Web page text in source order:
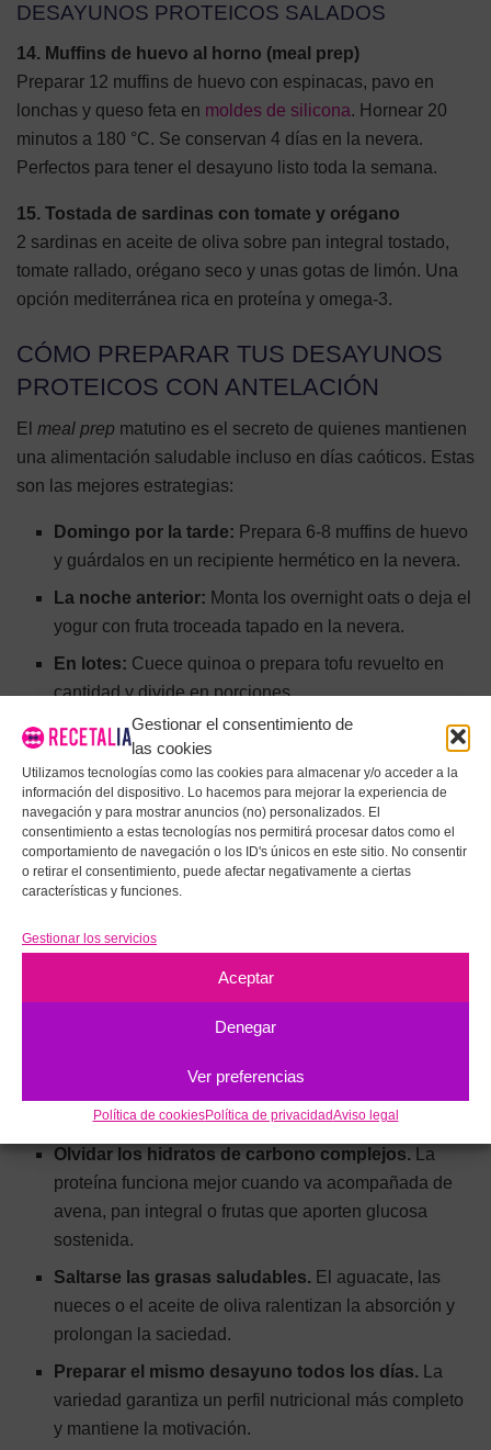
Gestionar el consentimiento de
las cookies
Utilizamos tecnologías como las cookies para almacenar y/o acceder a la
información del dispositivo. Lo hacemos para mejorar la experiencia de
navegación y para mostrar anuncios (no) personalizados. El
consentimiento a estas tecnologías nos permitirá procesar datos como el
comportamiento de navegación o los ID's únicos en este sitio. No consentir
o retirar el consentimiento, puede afectar negativamente a ciertas
características y funciones.
Gestionar los servicios
Aceptar
Denegar
Ver preferencias
Política de cookiesPolítica de privacidadAviso legal
DESAYUNOS PROTEICOS SALADOS
14. Muffins de huevo al horno (meal prep)
Preparar 12 muffins de huevo con espinacas, pavo en
lonchas y queso feta en moldes de silicona. Hornear 20
minutos a 180 °C. Se conservan 4 días en la nevera.
Perfectos para tener el desayuno listo toda la semana.
15. Tostada de sardinas con tomate y orégano
2 sardinas en aceite de oliva sobre pan integral tostado,
tomate rallado, orégano seco y unas gotas de limón. Una
opción mediterránea rica en proteína y omega-3.
CÓMO PREPARAR TUS DESAYUNOS
PROTEICOS CON ANTELACIÓN
El meal prep matutino es el secreto de quienes mantienen
una alimentación saludable incluso en días caóticos. Estas
son las mejores estrategias:
Domingo por la tarde: Prepara 6-8 muffins de huevo
y guárdalos en un recipiente hermético en la nevera.
La noche anterior: Monta los overnight oats o deja el
yogur con fruta troceada tapado en la nevera.
En lotes: Cuece quinoa o prepara tofu revuelto en
cantidad y divide en porciones.
En el congelador:Ten plátanos congelados listos
para batidos. Un par de minutos y el desayuno está
hecho.
ERRORES COMUNES AL PREPARAR
DESAYUNOS PROTEICOS
habituales que reducen la efectividad del desayuno
Contar solo la proteína del yogur o los huevos
Añadir proteína en polvo a recetas que ya son
proteicassin necesidad. Más no siempre es mejor.
Olvidar los hidratos de carbono complejos. La
proteína funciona mejor cuando va acompañada de
avena, pan integral o frutas que aporten glucosa
sostenida.
Saltarse las grasas saludables. El aguacate, las
nueces o el aceite de oliva ralentizan la absorción y
prolongan la saciedad.
Preparar el mismo desayuno todos los días. La
variedad garantiza un perfil nutricional más completo
y mantiene la motivación.